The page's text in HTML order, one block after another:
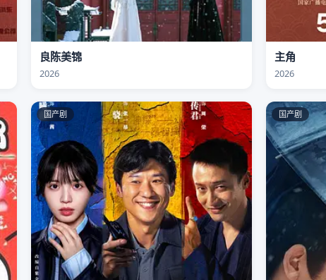
良陈美锦
2026
主角
2026
国产剧 国产剧